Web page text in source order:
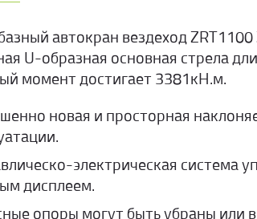
автокран вездеход
U-образная основная стрела
момент достигает 3381кН.м.
новая и просторная
электрическая
дисплеем.
опоры могут быть убраны или